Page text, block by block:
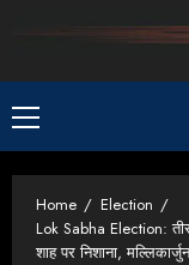
Primary
Menu
Home
Election
Lok Sabha Election:
शाह पर निशाना,